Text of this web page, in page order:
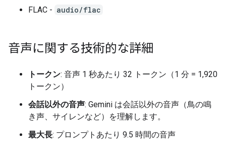
FLAC - audio/flac
音声に関する技術的な詳細
トークン: 音声 1 秒あたり 32 トークン（1 分 = 1,920
トークン）
会話以外の音声: Gemini は会話以外の音声（鳥の鳴
き声、サイレンなど）を理解します。
最大長: プロンプトあたり 9.5 時間の音声